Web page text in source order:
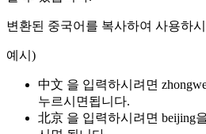
변환된 중국어를 복사하여 사용하
예시)
中文 을 입력하시려면
누르시면됩니다.
北京 을 입력하시려면 beijing